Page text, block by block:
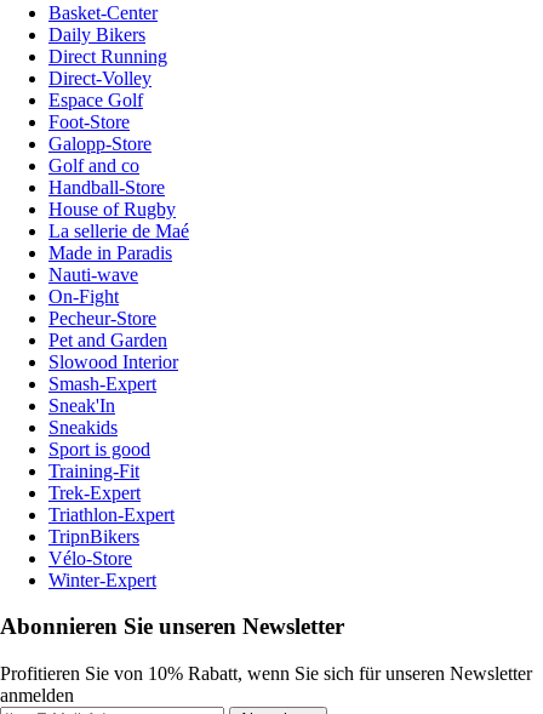
Basket-Center
Daily Bikers
Direct Running
Direct-Volley
Espace Golf
Foot-Store
Galopp-Store
Golf and co
Handball-Store
House of Rugby
La sellerie de Maé
Made in Paradis
Nauti-wave
On-Fight
Pecheur-Store
Pet and Garden
Slowood Interior
Smash-Expert
Sneak'In
Sneakids
Sport is good
Training-Fit
Trek-Expert
Triathlon-Expert
TripnBikers
Vélo-Store
Winter-Expert
Abonnieren Sie unseren Newsletter
Profitieren Sie von 10% Rabatt, wenn Sie sich für unseren Newsletter
anmelden